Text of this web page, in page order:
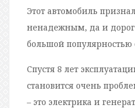
Этот автомобиль
ненадежным, да и
большой популярностью
Спустя 8 лет
становится очень
– это электрика и